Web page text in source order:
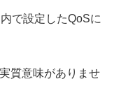
で設定したQoSに
質意味がありませ